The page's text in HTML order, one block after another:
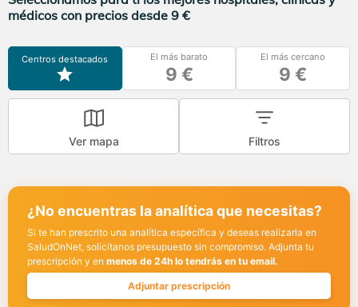
médicos con precios desde 9 €
Centros destacados El más barato
9 €
El más cercano
9 €
Ver mapa Filtros
¿No encuentras la analítica que necesitas?
Si te han prescrito una analítica específica y deseas realizarla en
SaludOnNet, solicítanos presupuesto sin compromiso. Adjunta tu
prescripción y en menos de 24h lo tendrás en tu email.
Adjuntar prescripción